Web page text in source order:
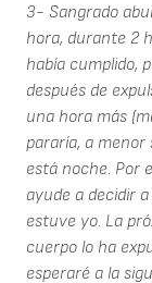
3- Sangrado
hora, durante 2
había cumplido,
después de
una hora más
pararía, a menor
está noche. Por
ayude a decidir
estuve yo. La
cuerpo lo ha
esperaré a la